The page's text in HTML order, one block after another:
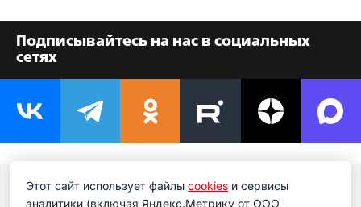
Подписывайтесь на нас в социальных
сетях
Подпишитесь на новости
Этот сайт использует файлы cookies и сервисы
аналитики (включая Яндекс.Метрику от ООО